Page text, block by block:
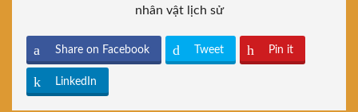
nhân vật lịch sử
Share on Facebook Tweet Pin it
LinkedIn